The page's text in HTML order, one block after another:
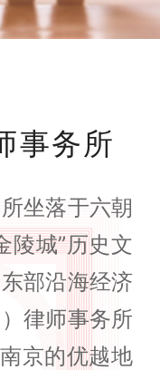
事务所
坐落于六朝
陵城”历史文
部沿海经济
律师事务所
京的优越地